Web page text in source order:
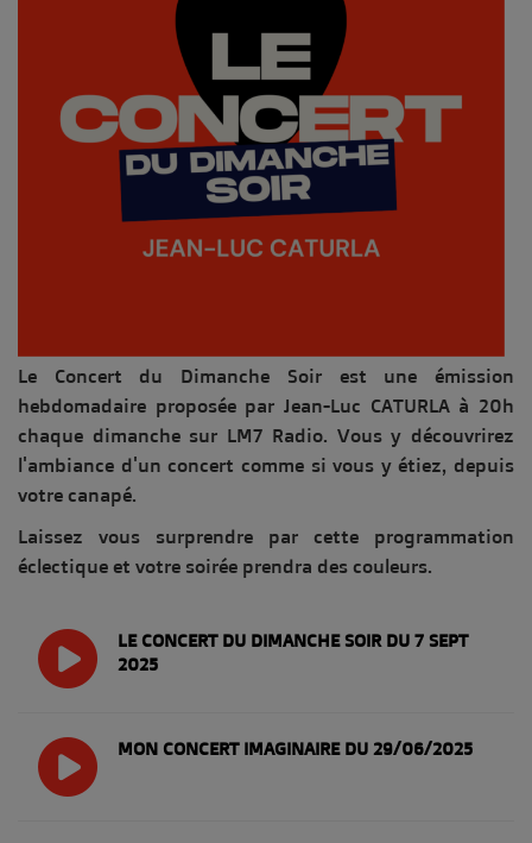
Le Concert du Dimanche Soir est une émission
hebdomadaire proposée par Jean-Luc CATURLA à 20h
chaque dimanche sur LM7 Radio. Vous y découvrirez
l'ambiance d'un concert comme si vous y étiez, depuis
votre canapé.
Laissez vous surprendre par cette programmation
éclectique et votre soirée prendra des couleurs.
LE CONCERT DU DIMANCHE SOIR DU 7 SEPT
2025
MON CONCERT IMAGINAIRE DU 29/06/2025